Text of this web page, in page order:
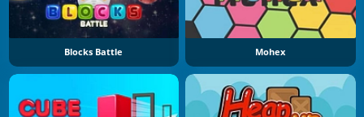
Blocks Battle Mohex